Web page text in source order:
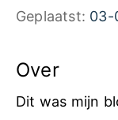
Geplaatst: 03-
Over
Dit was mijn